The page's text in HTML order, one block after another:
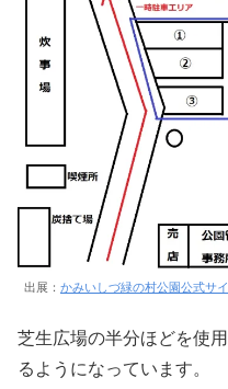
出展： かみいしづ緑の村公園公式サイ
芝生広場の半分ほどを使
るようになっています。